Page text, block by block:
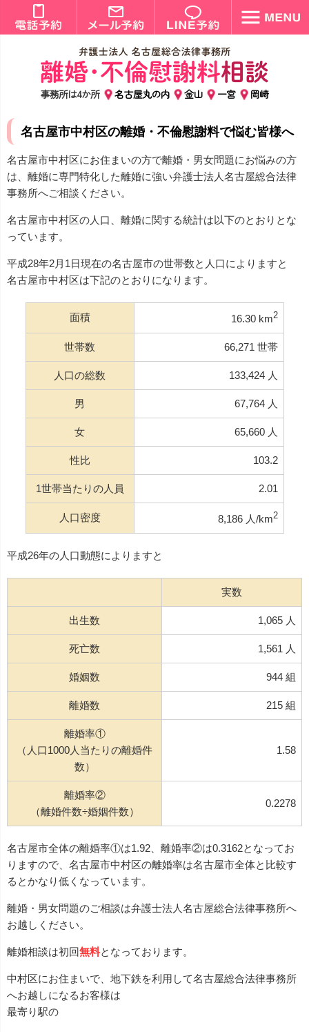
事務所は4か所 名古屋丸の内 金山 一宮 岡崎
名古屋市中村区の離婚・不倫慰謝料で悩む皆様へ
名古屋市中村区にお住まいの方で離婚・男女問題にお悩みの方
は、離婚に専門特化した離婚に強い弁護士法人名古屋総合法律
事務所へご相談ください。
名古屋市中村区の人口、離婚に関する統計は以下のとおりとな
っています。
平成28年2月1日現在の名古屋市の世帯数と人口によりますと
名古屋市中村区は下記のとおりになります。
面積 16.30 km2
世帯数 66,271 世帯
人口の総数 133,424 人
男 67,764 人
女 65,660 人
性比 103.2
1世帯当たりの人員 2.01
人口密度 8,186 人/km2
平成26年の人口動態によりますと
実数
出生数 1,065 人
死亡数 1,561 人
婚姻数 944 組
離婚数 215 組
離婚率①
（人口1000人当たりの離婚件
数）
1.58
離婚率②
（離婚件数÷婚姻件数）
0.2278
名古屋市全体の離婚率①は1.92、離婚率②は0.3162となってお
りますので、名古屋市中村区の離婚率は名古屋市全体と比較す
るとかなり低くなっています。
離婚・男女問題のご相談は弁護士法人名古屋総合法律事務所へ
お越しください。
離婚相談は初回無料となっております。
中村区にお住まいで、地下鉄を利用して名古屋総合法律事務所
へお越しになるお客様は
最寄り駅の